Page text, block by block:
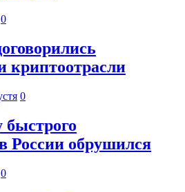
0
криптоотрасли
0
России обрушился
0